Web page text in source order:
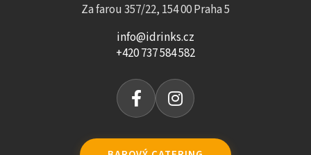
Za farou 357/22, 154 00 Praha 5
info@idrinks.cz
+420 737 584 582